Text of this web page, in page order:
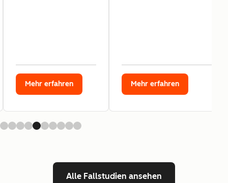
Mehr erfahren Mehr erfahren
Alle Fallstudien ansehen